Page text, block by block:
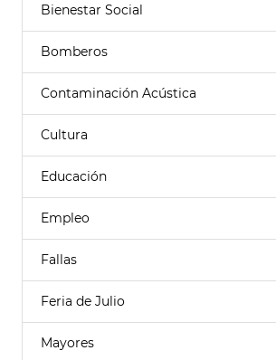
Bienestar Social
Bomberos
Contaminación Acústica
Cultura
Educación
Empleo
Fallas
Feria de Julio
Mayores